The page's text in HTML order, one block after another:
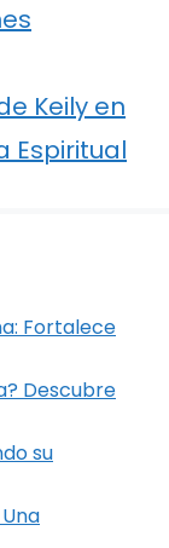
Keily en
Espiritual
Fortalece
Descubre
su